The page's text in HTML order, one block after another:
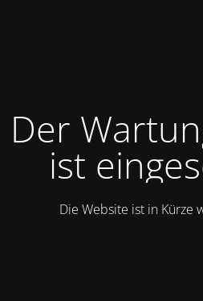
Der
ist
Die Website ist in Kürze